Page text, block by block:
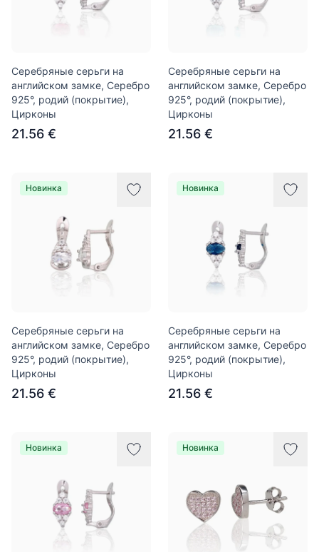
Серебряные серьги на
английском замке, Серебро
925°, родий (покрытие),
Цирконы
21.56 €
Серебряные серьги на
английском замке, Серебро
925°, родий (покрытие),
Цирконы
21.56 €
Новинка
Серебряные серьги на
английском замке, Серебро
925°, родий (покрытие),
Цирконы
21.56 €
Новинка
Серебряные серьги на
английском замке, Серебро
925°, родий (покрытие),
Цирконы
21.56 €
Новинка Новинка